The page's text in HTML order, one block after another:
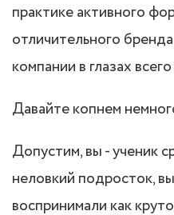
практике активного
отличительного
компании в глазах
Давайте копнем
Допустим, вы - ученик
неловкий подросток,
воспринимали как